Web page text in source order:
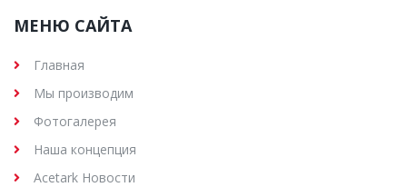
МЕНЮ САЙТА
Главная
Мы производим
Фотогалерея
Наша концепция
Acetark Новости